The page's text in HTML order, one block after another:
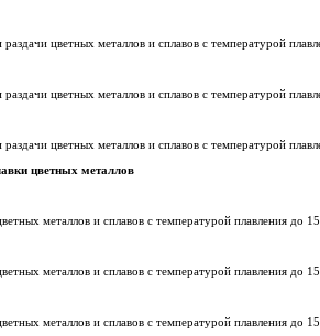
цветных металлов и сплавов с температурой
цветных металлов и сплавов с температурой
цветных металлов и сплавов с температурой
цветных металлов
металлов и сплавов с температурой плавления до
металлов и сплавов с температурой плавления до
металлов и сплавов с температурой плавления до